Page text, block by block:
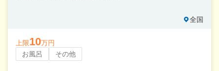
全国
上限10万円
お風呂
その他